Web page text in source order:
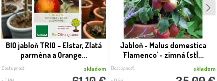
BIO jabloň TRIO – Elstar, Zlatá
parména a Orange...
Dostupnosť: skladom
Jabloň - Malus domestica
'Flamenco' - zimná (stĺ...
Dostupnosť: skladom